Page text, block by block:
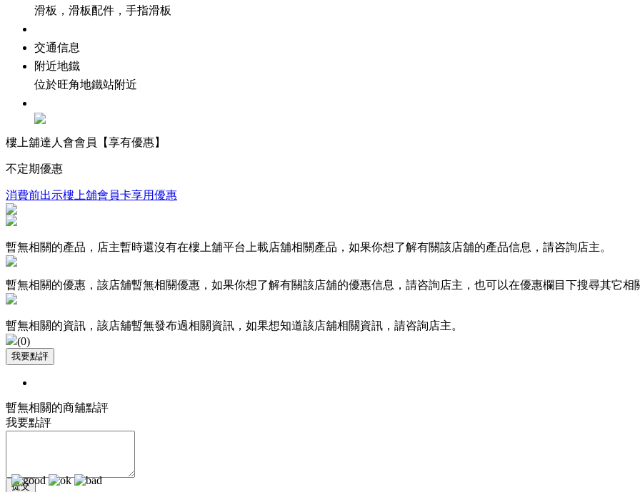
滑板，滑板配件，手指滑板
交通信息
附近地鐵
位於旺角地鐵站附近
樓上舖達人會會員【享有優惠】
不定期優惠
消費前出示樓上舖會員卡享用優惠
暫無相關的產品，店主暫時還沒有在樓上舖平台上載店舖相關產品，如果你想了解有關該店舖的產品信息，請咨詢店主。
暫無相關的優惠，該店舖暫無相關優惠，如果你想了解有關該店舖的優惠信息，請咨詢店主，也可以在優惠欄目下搜尋其它相
暫無相關的資訊，該店舖暫無發布過相關資訊，如果想知道該店舖相關資訊，請咨詢店主。
(0)
暫無相關的商舖點評
我要點評